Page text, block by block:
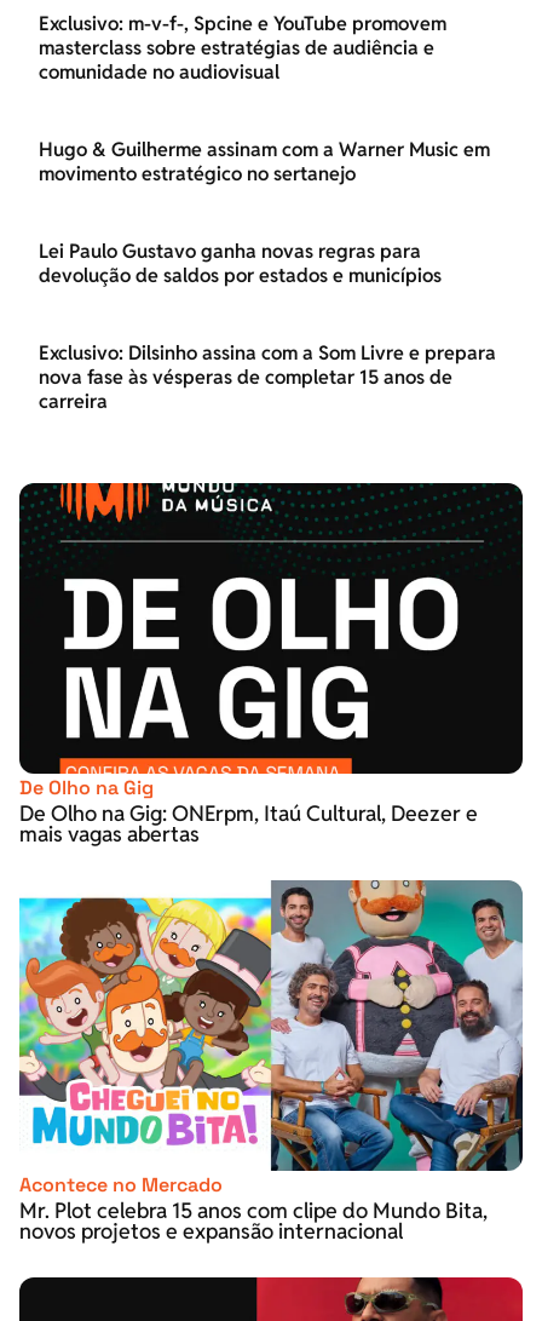
Exclusivo: m-v-f-, Spcine e YouTube promovem
masterclass sobre estratégias de audiência e
comunidade no audiovisual
Hugo & Guilherme assinam com a Warner Music em
movimento estratégico no sertanejo
Lei Paulo Gustavo ganha novas regras para
devolução de saldos por estados e municípios
Exclusivo: Dilsinho assina com a Som Livre e prepara
nova fase às vésperas de completar 15 anos de
carreira
De Olho na Gig
De Olho na Gig: ONErpm, Itaú Cultural, Deezer e
mais vagas abertas
Acontece no Mercado
Mr. Plot celebra 15 anos com clipe do Mundo Bita,
novos projetos e expansão internacional